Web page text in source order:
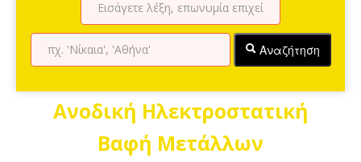
Αναζήτηση
Ανοδική Ηλεκτροστατική
Βαφή Μετάλλων